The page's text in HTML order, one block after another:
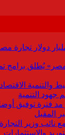
الاستثمار: 9.68 مليار
مصر» يُطلق برامج
والتنمية
جهود التنمية
مد فترة توفيق
نائب وزير
والاستثمارات